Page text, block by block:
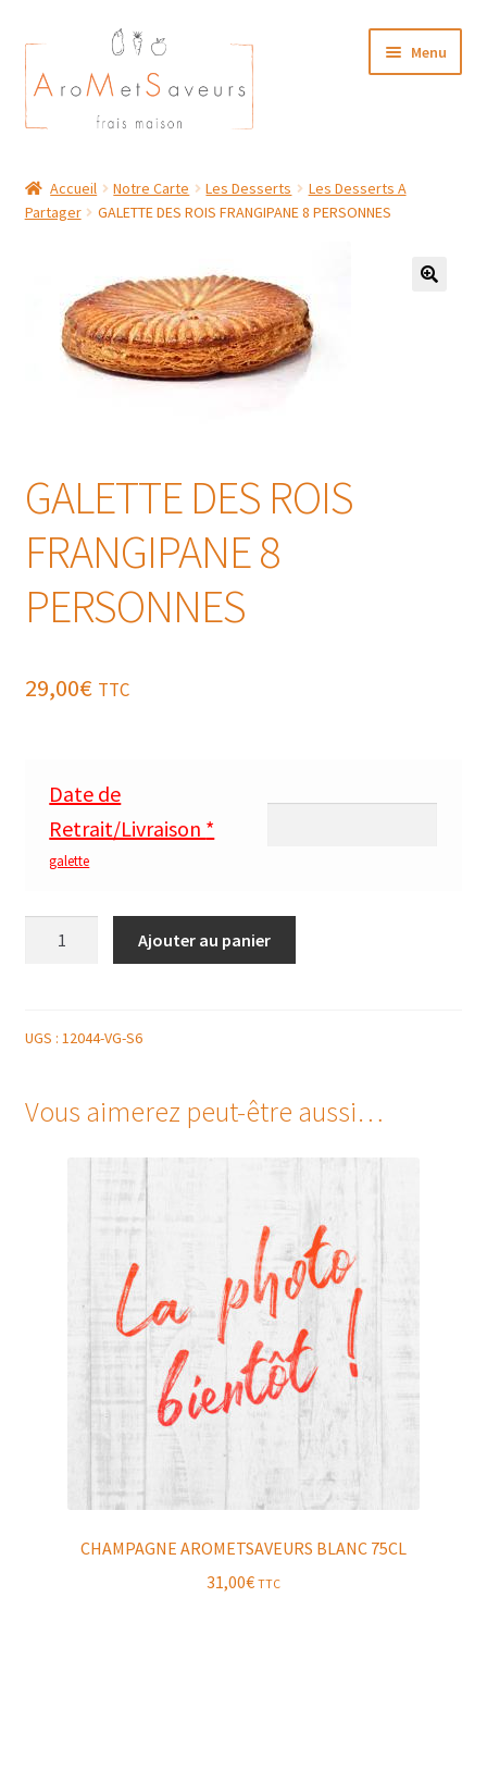
Aller
à
la
navigation
Aller
au
contenu
Menu
Plat du Jour/ Menu Week end
NOS BOUTIQUES
MON COMPTE
Accueil Notre Carte Les Desserts
Les Desserts A
Partager
GALETTE DES ROIS FRANGIPANE 8 PERSONNES
GALETTE DES ROIS
FRANGIPANE 8
PERSONNES
29,00€ TTC
Date de
Retrait/Livraison *
galette
ROIS
PERSONNES
Ajouter au panier
UGS : 12044-VG-S6
Vous aimerez peut-être aussi…
CHAMPAGNE AROMETSAVEURS BLANC 75CL
31,00€ TTC